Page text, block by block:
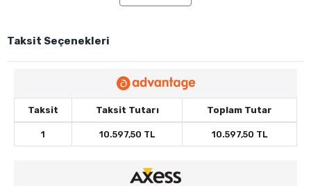
Taksit Seçenekleri
Taksit Taksit Tutarı Toplam Tutar
1 10.597,50 TL 10.597,50 TL